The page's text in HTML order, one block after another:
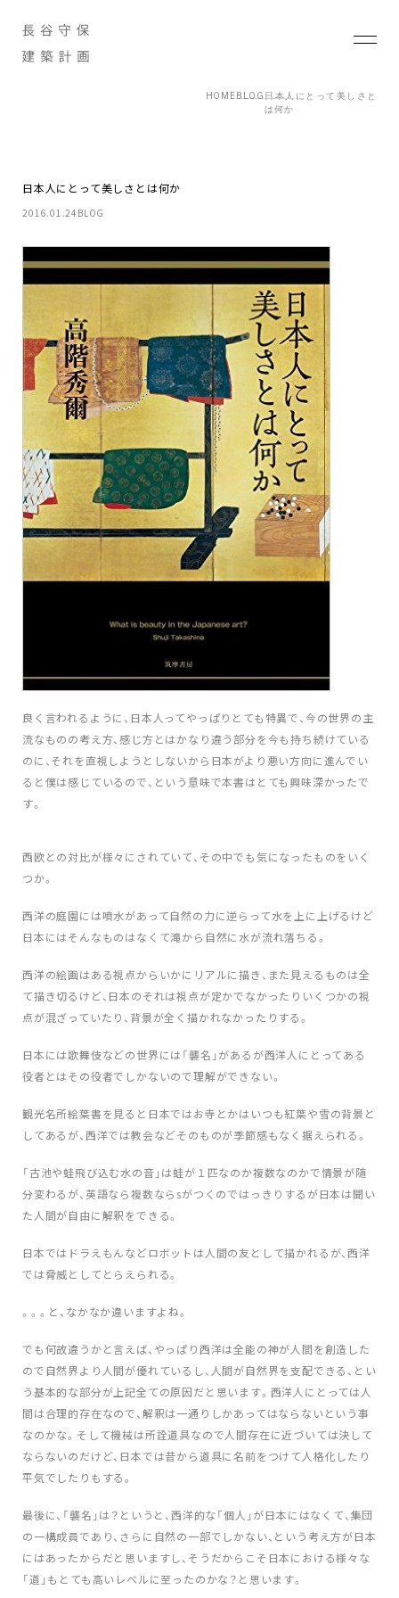
日本人にとって美しさとは何か
2016.01.24 BLOG
良く言われるように、日本人ってやっぱりとても特異で、今の世界の主
流なものの考え方、感じ方とはかなり違う部分を今も持ち続けている
のに、それを直視しようとしないから日本がより悪い方向に進んでい
ると僕は感じているので、という意味で本書はとても興味深かったで
す。
西欧との対比が様々にされていて、その中でも気になったものをいく
つか。
西洋の庭園には噴水があって自然の力に逆らって水を上に上げるけど
日本にはそんなものはなくて滝から自然に水が流れ落ちる。
西洋の絵画はある視点からいかにリアルに描き、また見えるものは全
て描き切るけど、日本のそれは視点が定かでなかったりいくつかの視
点が混ざっていたり、背景が全く描かれなかったりする。
日本には歌舞伎などの世界には「襲名」があるが西洋人にとってある
役者とはその役者でしかないので理解ができない。
観光名所絵葉書を見ると日本ではお寺とかはいつも紅葉や雪の背景と
してあるが、西洋では教会などそのものが季節感もなく据えられる。
「古池や蛙飛び込む水の音」は蛙が１匹なのか複数なのかで情景が随
分変わるが、英語なら複数ならsがつくのではっきりするが日本は聞い
た人間が自由に解釈をできる。
日本ではドラえもんなどロボットは人間の友として描かれるが、西洋
では脅威としてとらえられる。
。。。と、なかなか違いますよね。
でも何故違うかと言えば、やっぱり西洋は全能の神が人間を創造した
ので自然界より人間が優れているし、人間が自然界を支配できる、とい
う基本的な部分が上記全ての原因だと思います。西洋人にとっては人
間は合理的存在なので、解釈は一通りしかあってはならないという事
なのかな。そして機械は所詮道具なので人間存在に近づいては決して
ならないのだけど、日本では昔から道具に名前をつけて人格化したり
平気でしたりもする。
最後に、「襲名」は？というと、西洋的な「個人」が日本にはなくて、集団
の一構成員であり、さらに自然の一部でしかない、という考え方が日本
にはあったからだと思いますし、そうだからこそ日本における様々な
「道」もとても高いレベルに至ったのかな？と思います。
HOME BLOG 日本人にとって美しさと
は何か